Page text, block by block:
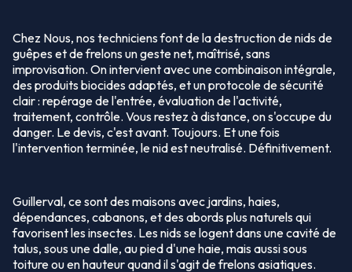
Chez Nous, nos techniciens font de la destruction de nids de
guêpes et de frelons un geste net, maîtrisé, sans
improvisation. On intervient avec une combinaison intégrale,
des produits biocides adaptés, et un protocole de sécurité
clair : repérage de l'entrée, évaluation de l'activité,
traitement, contrôle. Vous restez à distance, on s'occupe du
danger. Le devis, c'est avant. Toujours. Et une fois
l'intervention terminée, le nid est neutralisé. Définitivement.
Guillerval, ce sont des maisons avec jardins, haies,
dépendances, cabanons, et des abords plus naturels qui
favorisent les insectes. Les nids se logent dans une cavité de
talus, sous une dalle, au pied d'une haie, mais aussi sous
toiture ou en hauteur quand il s'agit de frelons asiatiques.